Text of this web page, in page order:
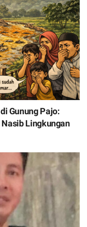
Gunung Pajo:
Nasib Lingkungan